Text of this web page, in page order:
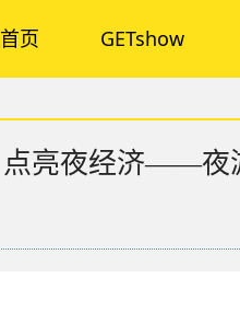
首页 GETshow
点亮夜经济——夜